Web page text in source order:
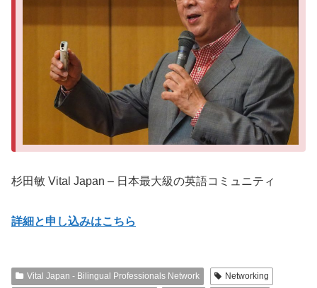
杉田敏 Vital Japan – 日本最大級の英語コミュニティ
詳細と申し込みはこちら
Vital Japan - Bilingual Professionals Network
Networking